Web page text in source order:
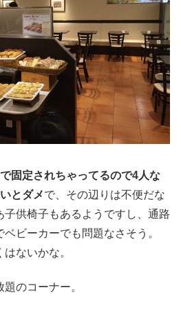
固定されちゃってるので4人な
とダメで、その辺りは不便だな
子供椅子もあるようですし、通路
ビーカーでも問題なさそう。
ないかな。
のコーナー。